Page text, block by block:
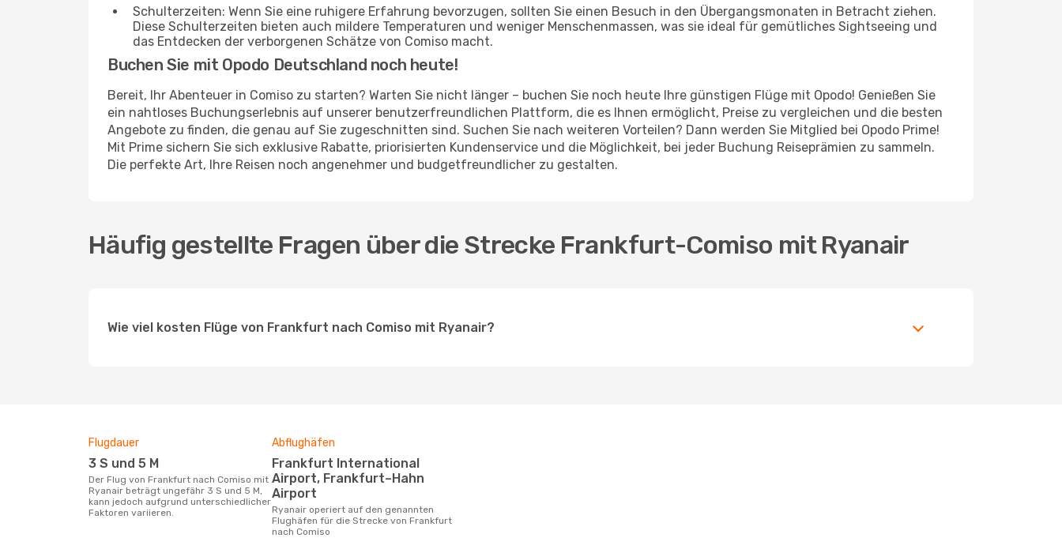
Schulterzeiten: Wenn Sie eine ruhigere Erfahrung bevorzugen, sollten Sie einen Besuch in den Übergangsmonaten in Betracht ziehen.
Diese Schulterzeiten bieten auch mildere Temperaturen und weniger Menschenmassen, was sie ideal für gemütliches Sightseeing und
das Entdecken der verborgenen Schätze von Comiso macht.
Buchen Sie mit Opodo Deutschland noch heute!
Bereit, Ihr Abenteuer in Comiso zu starten? Warten Sie nicht länger – buchen Sie noch heute Ihre günstigen Flüge mit Opodo! Genießen Sie
ein nahtloses Buchungserlebnis auf unserer benutzerfreundlichen Plattform, die es Ihnen ermöglicht, Preise zu vergleichen und die besten
Angebote zu finden, die genau auf Sie zugeschnitten sind. Suchen Sie nach weiteren Vorteilen? Dann werden Sie Mitglied bei Opodo Prime!
Mit Prime sichern Sie sich exklusive Rabatte, priorisierten Kundenservice und die Möglichkeit, bei jeder Buchung Reiseprämien zu sammeln.
Die perfekte Art, Ihre Reisen noch angenehmer und budgetfreundlicher zu gestalten.
Häufig gestellte Fragen über die Strecke Frankfurt-Comiso mit Ryanair
Wie viel kosten Flüge von Frankfurt nach Comiso mit Ryanair?
Flugdauer
3 S und 5 M
Der Flug von Frankfurt nach Comiso mit
Ryanair beträgt ungefähr 3 S und 5 M,
kann jedoch aufgrund unterschiedlicher
Faktoren variieren.
Abflughäfen
Frankfurt International
Airport, Frankfurt–Hahn
Airport
Ryanair operiert auf den genannten
Flughäfen für die Strecke von Frankfurt
nach Comiso